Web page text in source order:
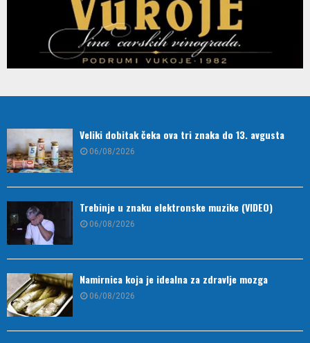
Veliki dobitak čeka ova tri znaka do 13. avgusta
06/08/2026
Trebinje u znaku elektronske muzike (VIDEO)
06/08/2026
Namirnica koja je idealna za zdravlje mozga
06/08/2026